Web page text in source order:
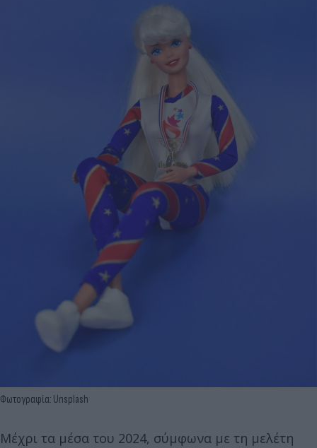
Φωτογραφία: Unsplash
Μέχρι τα μέσα του 2024, σύμφωνα με τη μελέτη